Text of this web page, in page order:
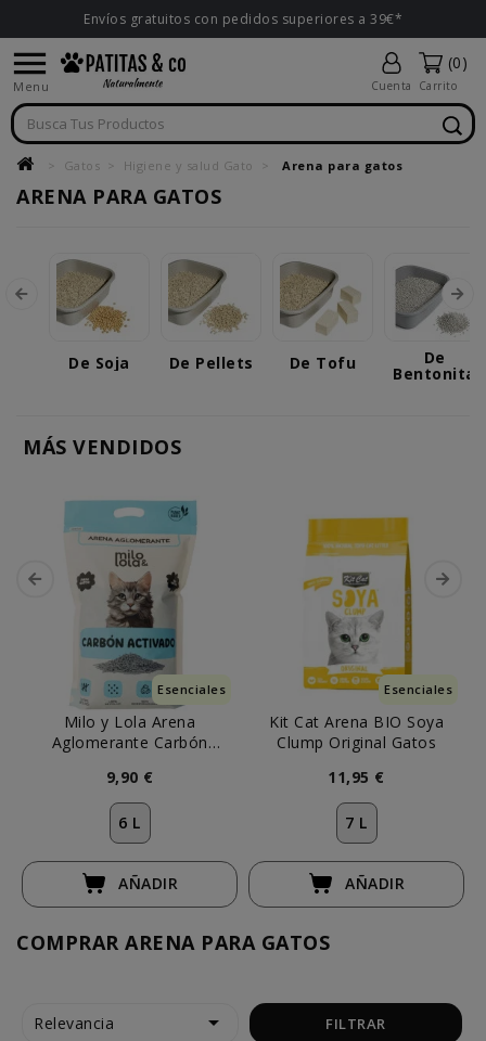
Envíos gratuitos con pedidos superiores a 39€*

Menu Cuenta
(0)
Carrito
Gatos Higiene y salud Gato Arena para gatos
ARENA PARA GATOS
De Soja De Pellets De Tofu De
Bentonita
MÁS VENDIDOS
Esenciales
Milo y Lola Arena
Aglomerante Carbón
9,90 €
6 L
AÑADIR
Esenciales
Kit Cat Arena BIO Soya
Clump Original Gatos
11,95 €
7 L
AÑADIR
COMPRAR ARENA PARA GATOS
Relevancia  FILTRAR